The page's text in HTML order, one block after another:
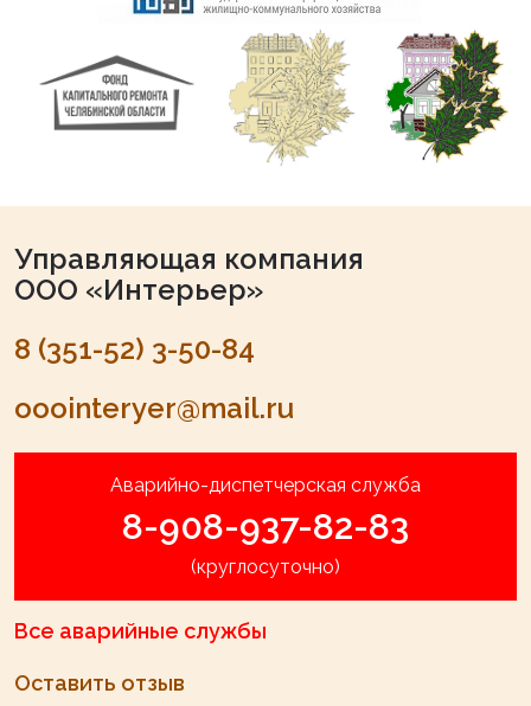
Управляющая компания
ООО «Интерьер»
8 (351-52) 3-50-84
ooointeryer@mail.ru
Аварийно-диспетчерская служба
8-908-937-82-83
(круглосуточно)
Все аварийные службы
Оставить отзыв